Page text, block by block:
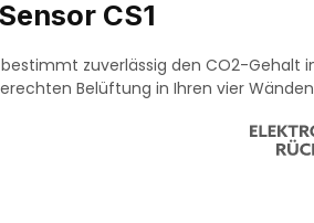
CS1
bestimmt zuverlässig den CO2-Gehalt
Belüftung in Ihren vier